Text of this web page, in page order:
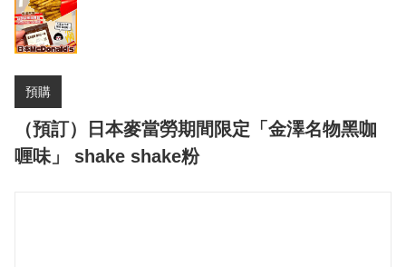
預購
（預訂）日本麥當勞期間限定「金澤名物黑咖
喱味」 shake shake粉